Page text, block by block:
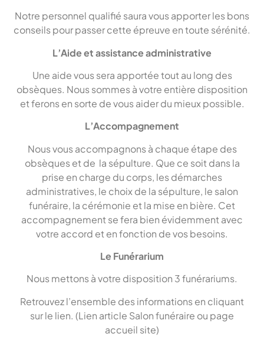
Notre personnel qualifié saura vous apporter les bons
conseils pour passer cette épreuve en toute sérénité.
L’Aide et assistance administrative
Une aide vous sera apportée tout au long des
obsèques. Nous sommes à votre entière disposition
et ferons en sorte de vous aider du mieux possible.
L’Accompagnement
Nous vous accompagnons à chaque étape des
obsèques et de la sépulture. Que ce soit dans la
prise en charge du corps, les démarches
administratives, le choix de la sépulture, le salon
funéraire, la cérémonie et la mise en bière. Cet
accompagnement se fera bien évidemment avec
votre accord et en fonction de vos besoins.
Le Funérarium
Nous mettons à votre disposition 3 funérariums.
Retrouvez l’ensemble des informations en cliquant
sur le lien. (Lien article Salon funéraire ou page
accueil site)